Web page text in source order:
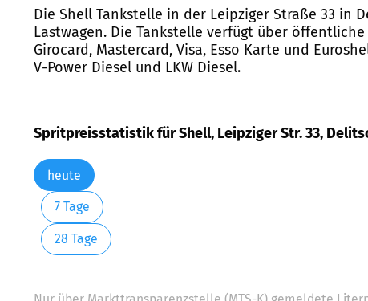
Die Shell Tankstelle in der Leipziger Straße 33 in
Lastwagen. Die Tankstelle verfügt über
Girocard, Mastercard, Visa, Esso Karte und
V-Power Diesel und LKW Diesel.
Spritpreisstatistik für Shell, Leipziger Str. 33,
heute
7 Tage
28 Tage